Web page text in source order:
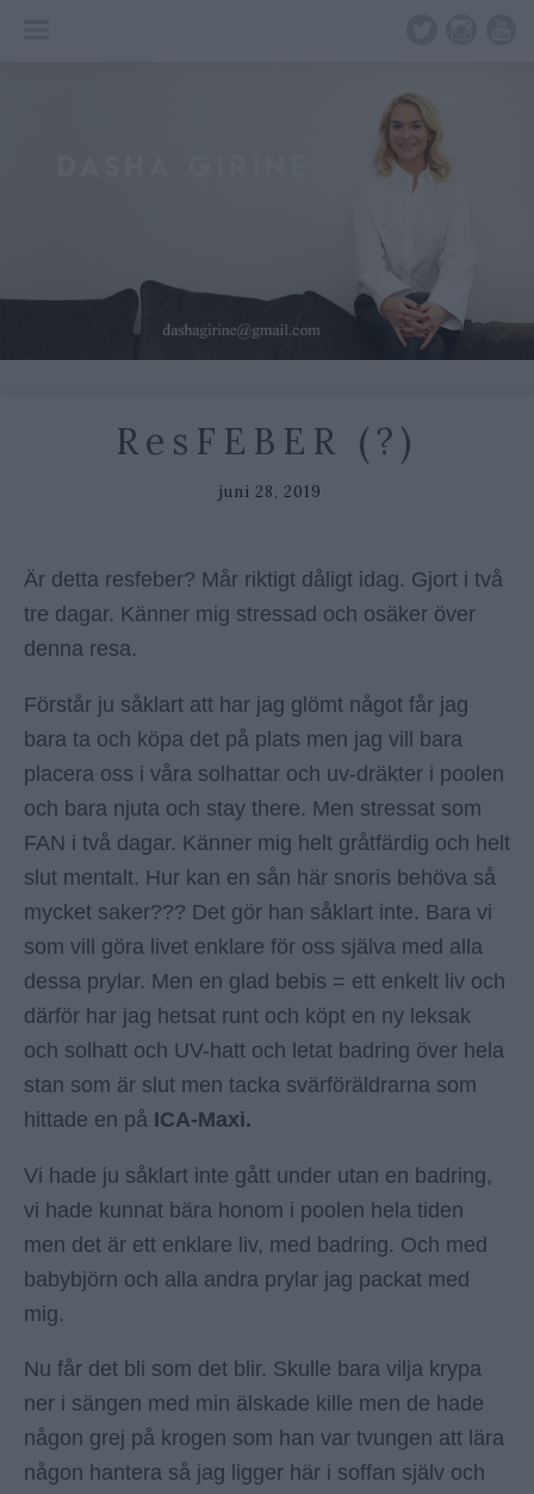
ResFEBER (?)
juni 28, 2019
Är detta resfeber? Mår riktigt dåligt idag. Gjort i två
tre dagar. Känner mig stressad och osäker över
denna resa.
Förstår ju såklart att har jag glömt något får jag
bara ta och köpa det på plats men jag vill bara
placera oss i våra solhattar och uv-dräkter i poolen
och bara njuta och stay there. Men stressat som
FAN i två dagar. Känner mig helt gråtfärdig och helt
slut mentalt. Hur kan en sån här snoris behöva så
mycket saker??? Det gör han såklart inte. Bara vi
som vill göra livet enklare för oss själva med alla
dessa prylar. Men en glad bebis = ett enkelt liv och
därför har jag hetsat runt och köpt en ny leksak
och solhatt och UV-hatt och letat badring över hela
stan som är slut men tacka svärföräldrarna som
hittade en på ICA-Maxi.
Vi hade ju såklart inte gått under utan en badring,
vi hade kunnat bära honom i poolen hela tiden
men det är ett enklare liv, med badring. Och med
babybjörn och alla andra prylar jag packat med
mig.
Nu får det bli som det blir. Skulle bara vilja krypa
ner i sängen med min älskade kille men de hade
någon grej på krogen som han var tvungen att lära
någon hantera så jag ligger här i soffan själv och